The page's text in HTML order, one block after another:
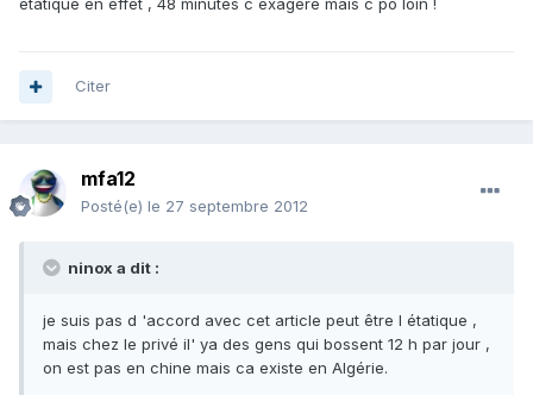
étatique en effet , 48 minutes c éxagéré mais c po loin !
Citer
mfa12
Posté(e) le 27 septembre 2012
ninox a dit :
je suis pas d 'accord avec cet article peut être l étatique ,
mais chez le privé il' ya des gens qui bossent 12 h par jour ,
on est pas en chine mais ca existe en Algérie.